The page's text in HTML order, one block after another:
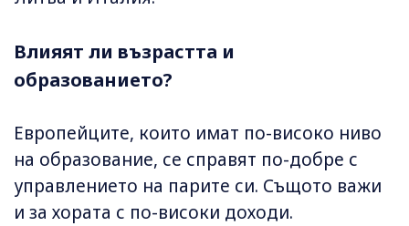
Влияят ли възрастта и
образованието?
Европейците, които имат по-високо ниво
на образование, се справят по-добре с
управлението на парите си. Същото важи
и за хората с по-високи доходи.